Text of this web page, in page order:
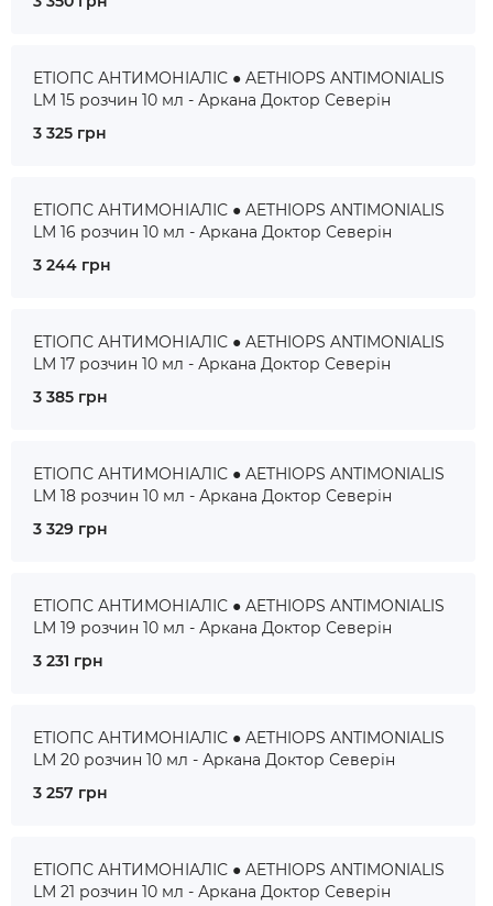
ЕТІОПС АНТИМОНІАЛІС ● AETHIOPS ANTIMONIALIS
LM 15 розчин 10 мл - Аркана Доктор Северін
3 325 грн
ЕТІОПС АНТИМОНІАЛІС ● AETHIOPS ANTIMONIALIS
LM 16 розчин 10 мл - Аркана Доктор Северін
3 244 грн
ЕТІОПС АНТИМОНІАЛІС ● AETHIOPS ANTIMONIALIS
LM 17 розчин 10 мл - Аркана Доктор Северін
3 385 грн
ЕТІОПС АНТИМОНІАЛІС ● AETHIOPS ANTIMONIALIS
LM 18 розчин 10 мл - Аркана Доктор Северін
3 329 грн
ЕТІОПС АНТИМОНІАЛІС ● AETHIOPS ANTIMONIALIS
LM 19 розчин 10 мл - Аркана Доктор Северін
3 231 грн
ЕТІОПС АНТИМОНІАЛІС ● AETHIOPS ANTIMONIALIS
LM 20 розчин 10 мл - Аркана Доктор Северін
3 257 грн
ЕТІОПС АНТИМОНІАЛІС ● AETHIOPS ANTIMONIALIS
LM 21 розчин 10 мл - Аркана Доктор Северін